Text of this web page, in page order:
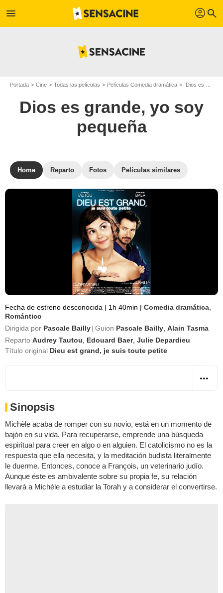
menu profil search
Portada Cine Todas las películas Películas Comedia dramática Dios es grande, yo soy pequeña
Dios es grande, yo soy
pequeña
Home Reparto Fotos Películas similares
Fecha de estreno desconocida | 1h 40min | Comedia dramática
Romántico
Dirigida por Pascale Bailly Guion Pascale Bailly Alain Tasma
Reparto Audrey Tautou Edouard Baer, Julie Depardieu
Título original Dieu est grand, je suis toute petite
Sinopsis
Michèle acaba de romper con su novio, está en un momento de
bajón en su vida. Para recuperarse, emprende una búsqueda
espiritual para creer en algo o en alguien. El catolicismo no es la
respuesta que ella necesita, y la meditación budista literalmente
le duerme. Entonces, conoce a François, un veterinario judío.
Aunque éste es ambivalente sobre su propia fe, su relación
llevará a Michèle a estudiar la Torah y a considerar el convertirse.